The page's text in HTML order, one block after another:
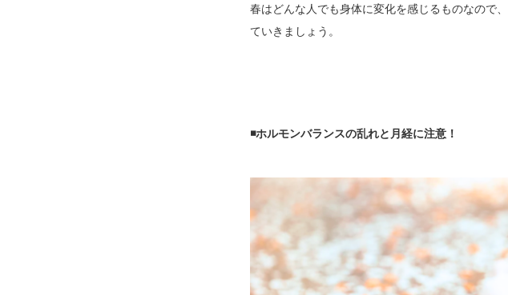
春はどんな人でも身体に変化を感じるものなので
ていきましょう。
◾️ホルモンバランスの乱れと月経に注意！